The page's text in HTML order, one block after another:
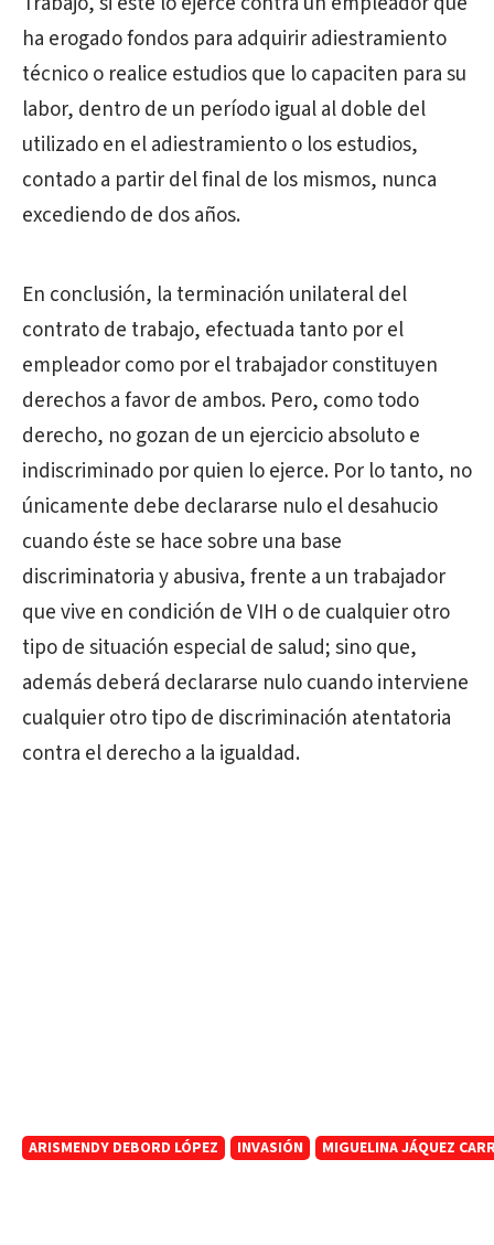
ha erogado fondos para adquirir adiestramiento
técnico o realice estudios que lo capaciten para su
labor, dentro de un período igual al doble del
utilizado en el adiestramiento o los estudios,
contado a partir del final de los mismos, nunca
excediendo de dos años.
En conclusión, la terminación unilateral del
contrato de trabajo, efectuada tanto por el
empleador como por el trabajador constituyen
derechos a favor de ambos. Pero, como todo
derecho, no gozan de un ejercicio absoluto e
indiscriminado por quien lo ejerce. Por lo tanto, no
únicamente debe declararse nulo el desahucio
cuando éste se hace sobre una base
discriminatoria y abusiva, frente a un trabajador
que vive en condición de VIH o de cualquier otro
tipo de situación especial de salud; sino que,
además deberá declararse nulo cuando interviene
cualquier otro tipo de discriminación atentatoria
contra el derecho a la igualdad.
ARISMENDY DEBORD LÓPEZ INVASIÓN MIGUELINA JÁQUEZ